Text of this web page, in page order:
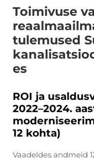
Toimivuse
tulemused
es
ROI ja
2022–2024.
12 kohta)
Vaadeldes andmeid